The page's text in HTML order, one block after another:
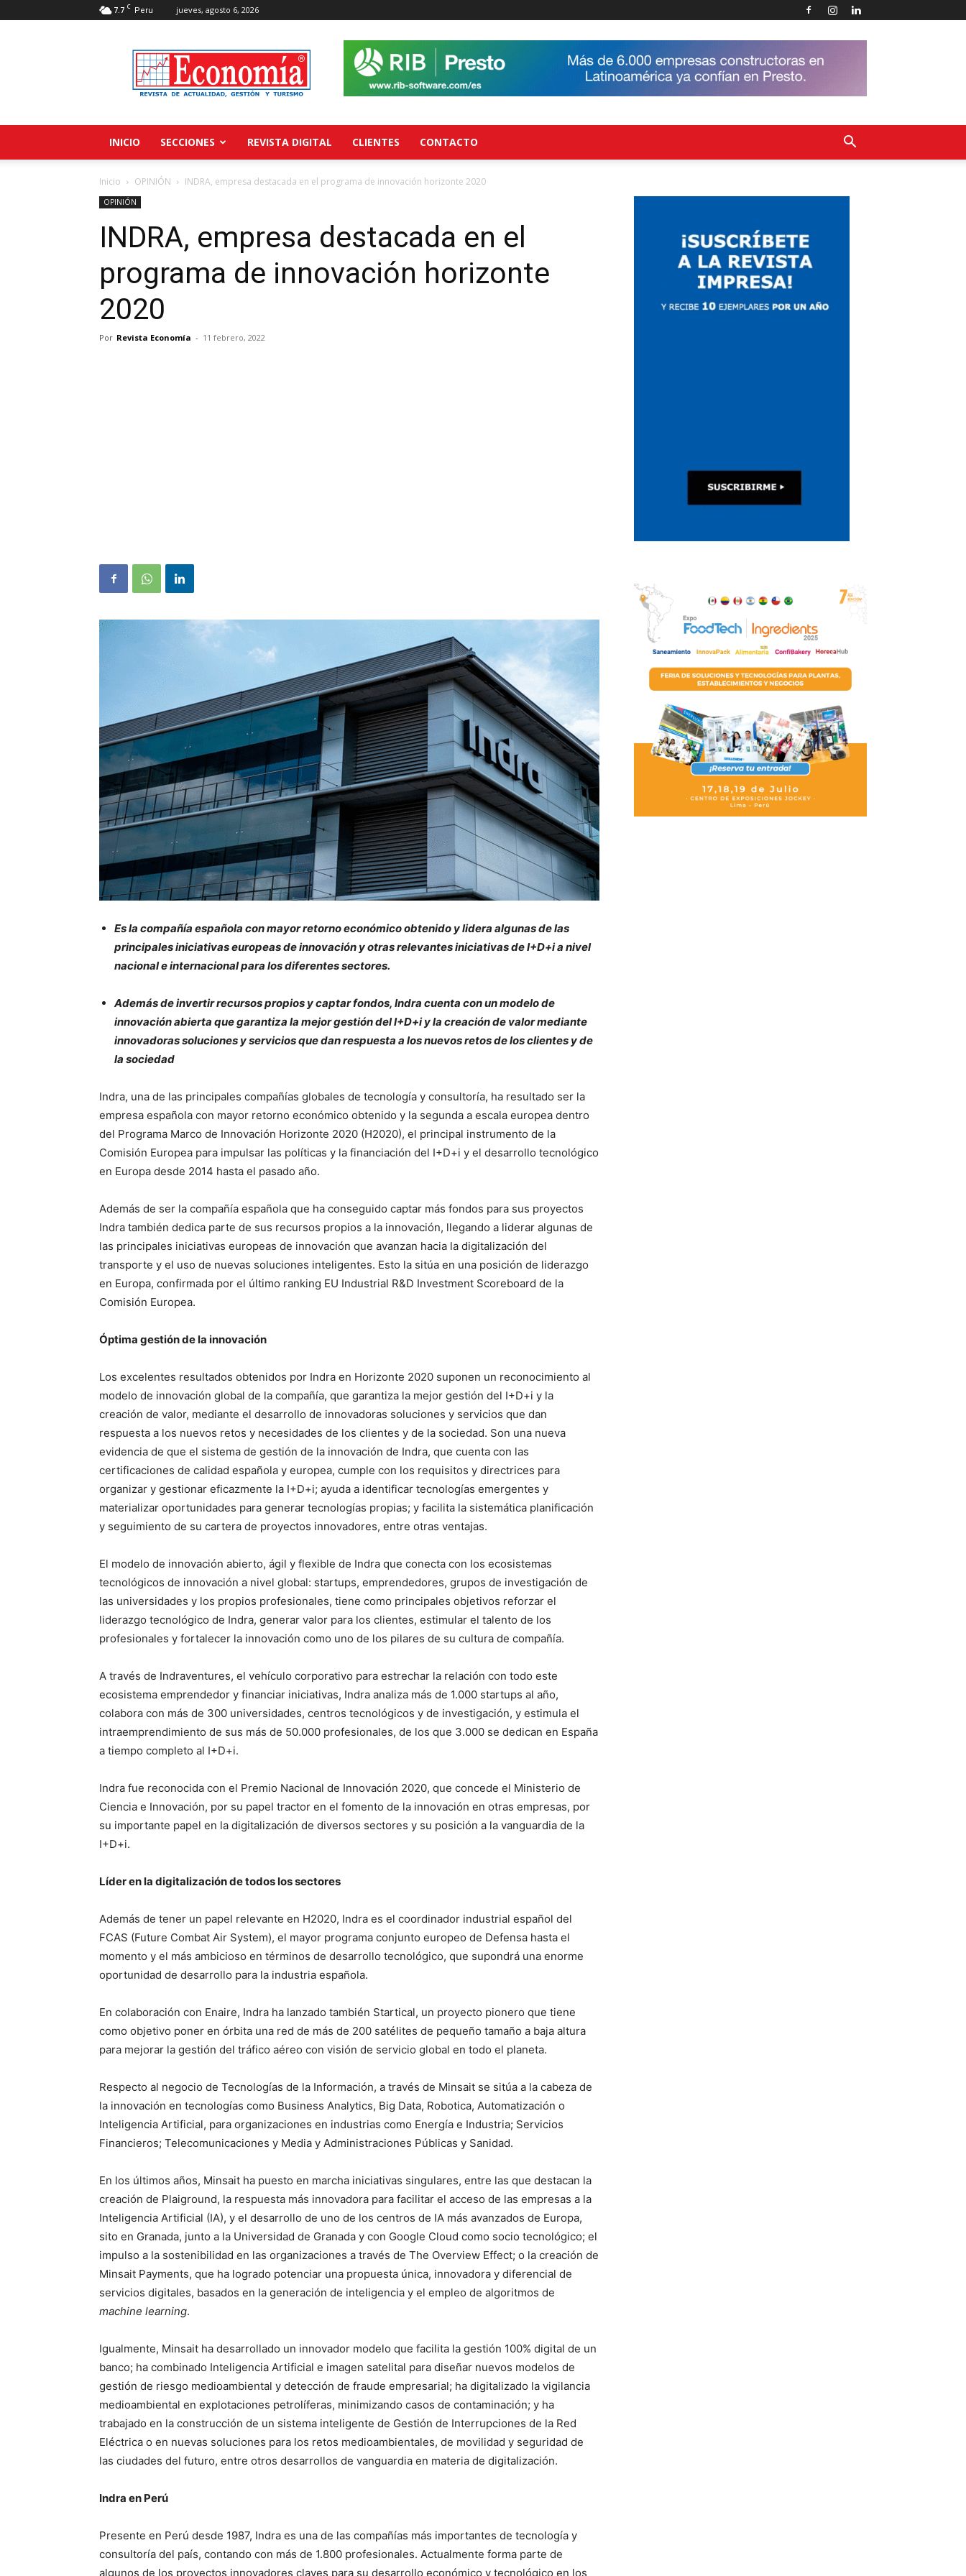
7.7 C Peru jueves, agosto 6, 2026
Revista
Economía
INICIO SECCIONES REVISTA DIGITAL CLIENTES CONTACTO
Inicio OPINIÓN INDRA, empresa destacada en el programa de innovación horizonte 2020
OPINIÓN
INDRA, empresa destacada en el
programa de innovación horizonte
2020
Por Revista Economía - 11 febrero, 2022
Es la compañía española con mayor retorno económico obtenido y lidera algunas de las
principales iniciativas europeas de innovación y otras relevantes iniciativas de I+D+i a nivel
nacional e internacional para los diferentes sectores.
Además de invertir recursos propios y captar fondos, Indra cuenta con un modelo de
innovación abierta que garantiza la mejor gestión del I+D+i y la creación de valor mediante
innovadoras soluciones y servicios que dan respuesta a los nuevos retos de los clientes y de
la sociedad
Indra, una de las principales compañías globales de tecnología y consultoría, ha resultado ser la
empresa española con mayor retorno económico obtenido y la segunda a escala europea dentro
del Programa Marco de Innovación Horizonte 2020 (H2020), el principal instrumento de la
Comisión Europea para impulsar las políticas y la financiación del I+D+i y el desarrollo tecnológico
en Europa desde 2014 hasta el pasado año.
Además de ser la compañía española que ha conseguido captar más fondos para sus proyectos
Indra también dedica parte de sus recursos propios a la innovación, llegando a liderar algunas de
las principales iniciativas europeas de innovación que avanzan hacia la digitalización del
transporte y el uso de nuevas soluciones inteligentes. Esto la sitúa en una posición de liderazgo
en Europa, confirmada por el último ranking EU Industrial R&D Investment Scoreboard de la
Comisión Europea.
Óptima gestión de la innovación
Los excelentes resultados obtenidos por Indra en Horizonte 2020 suponen un reconocimiento al
modelo de innovación global de la compañía, que garantiza la mejor gestión del I+D+i y la
creación de valor, mediante el desarrollo de innovadoras soluciones y servicios que dan
respuesta a los nuevos retos y necesidades de los clientes y de la sociedad. Son una nueva
evidencia de que el sistema de gestión de la innovación de Indra, que cuenta con las
certificaciones de calidad española y europea, cumple con los requisitos y directrices para
organizar y gestionar eficazmente la I+D+i; ayuda a identificar tecnologías emergentes y
materializar oportunidades para generar tecnologías propias; y facilita la sistemática planificación
y seguimiento de su cartera de proyectos innovadores, entre otras ventajas.
El modelo de innovación abierto, ágil y flexible de Indra que conecta con los ecosistemas
tecnológicos de innovación a nivel global: startups, emprendedores, grupos de investigación de
las universidades y los propios profesionales, tiene como principales objetivos reforzar el
liderazgo tecnológico de Indra, generar valor para los clientes, estimular el talento de los
profesionales y fortalecer la innovación como uno de los pilares de su cultura de compañía.
A través de Indraventures, el vehículo corporativo para estrechar la relación con todo este
ecosistema emprendedor y financiar iniciativas, Indra analiza más de 1.000 startups al año,
colabora con más de 300 universidades, centros tecnológicos y de investigación, y estimula el
intraemprendimiento de sus más de 50.000 profesionales, de los que 3.000 se dedican en España
a tiempo completo al I+D+i.
Indra fue reconocida con el Premio Nacional de Innovación 2020, que concede el Ministerio de
Ciencia e Innovación, por su papel tractor en el fomento de la innovación en otras empresas, por
su importante papel en la digitalización de diversos sectores y su posición a la vanguardia de la
I+D+i.
Líder en la digitalización de todos los sectores
Además de tener un papel relevante en H2020, Indra es el coordinador industrial español del
FCAS (Future Combat Air System), el mayor programa conjunto europeo de Defensa hasta el
momento y el más ambicioso en términos de desarrollo tecnológico, que supondrá una enorme
oportunidad de desarrollo para la industria española.
En colaboración con Enaire, Indra ha lanzado también Startical, un proyecto pionero que tiene
como objetivo poner en órbita una red de más de 200 satélites de pequeño tamaño a baja altura
para mejorar la gestión del tráfico aéreo con visión de servicio global en todo el planeta.
Respecto al negocio de Tecnologías de la Información, a través de Minsait se sitúa a la cabeza de
la innovación en tecnologías como Business Analytics, Big Data, Robotica, Automatización o
Inteligencia Artificial, para organizaciones en industrias como Energía e Industria; Servicios
Financieros; Telecomunicaciones y Media y Administraciones Públicas y Sanidad.
En los últimos años, Minsait ha puesto en marcha iniciativas singulares, entre las que destacan la
creación de Plaiground, la respuesta más innovadora para facilitar el acceso de las empresas a la
Inteligencia Artificial (IA), y el desarrollo de uno de los centros de IA más avanzados de Europa,
sito en Granada, junto a la Universidad de Granada y con Google Cloud como socio tecnológico; el
impulso a la sostenibilidad en las organizaciones a través de The Overview Effect; o la creación de
Minsait Payments, que ha logrado potenciar una propuesta única, innovadora y diferencial de
servicios digitales, basados en la generación de inteligencia y el empleo de algoritmos de
machine learning.
Igualmente, Minsait ha desarrollado un innovador modelo que facilita la gestión 100% digital de un
banco; ha combinado Inteligencia Artificial e imagen satelital para diseñar nuevos modelos de
gestión de riesgo medioambiental y detección de fraude empresarial; ha digitalizado la vigilancia
medioambiental en explotaciones petrolíferas, minimizando casos de contaminación; y ha
trabajado en la construcción de un sistema inteligente de Gestión de Interrupciones de la Red
Eléctrica o en nuevas soluciones para los retos medioambientales, de movilidad y seguridad de
las ciudades del futuro, entre otros desarrollos de vanguardia en materia de digitalización.
Indra en Perú
Presente en Perú desde 1987, Indra es una de las compañías más importantes de tecnología y
consultoría del país, contando con más de 1.800 profesionales. Actualmente forma parte de
algunos de los proyectos innovadores claves para su desarrollo económico y tecnológico en los